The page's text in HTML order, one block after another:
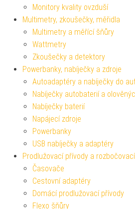
Monitory kvality ovzduší
Multimetry, zkoušečky, měřidla
Multimetry a měřící šňůry
Wattmetry
Zkoušečky a detektory
Powerbanky, nabíječky a zdroje
Autoadaptéry a nabíječky do
Nabíječky autobaterií a
Nabíječky baterií
Napájecí zdroje
Powerbanky
USB nabíječky a adaptéry
Prodlužovací přívody a
Časovače
Cestovní adaptéry
Domácí prodlužovací přívody
Flexo šňůry